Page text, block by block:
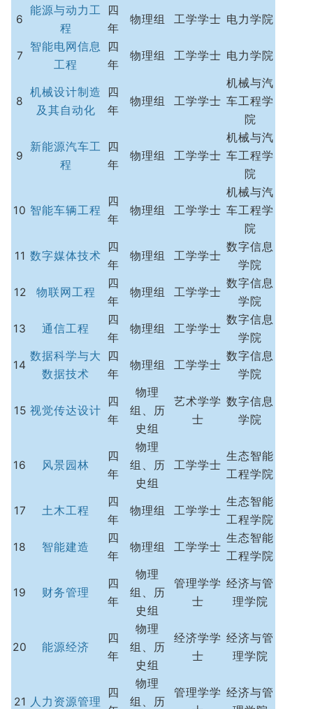
6
能源与动力工
程
四
年
物理组 工学学士 电力学院
7
智能电网信息
工程
四
年
物理组 工学学士 电力学院
8
机械设计制造
及其自动化
四
年
物理组 工学学士
机械与汽
车工程学
院
9
新能源汽车工
程
四
年
物理组 工学学士
机械与汽
车工程学
院
10 智能车辆工程
四
年
物理组 工学学士
机械与汽
车工程学
院
11 数字媒体技术
四
年
物理组 工学学士
数字信息
学院
12 物联网工程
四
年
物理组 工学学士
数字信息
学院
13 通信工程
四
年
物理组 工学学士
数字信息
学院
14
数据科学与大
数据技术
四
年
物理组 工学学士
数字信息
学院
15 视觉传达设计
四
年
物理
组、历
史组
艺术学学
士
数字信息
学院
16 风景园林
四
年
物理
组、历
史组
工学学士
生态智能
工程学院
17 土木工程
四
年
物理组 工学学士
生态智能
工程学院
18 智能建造
四
年
物理组 工学学士
生态智能
工程学院
19 财务管理
四
年
物理
组、历
史组
管理学学
士
经济与管
理学院
20 能源经济
四
年
物理
组、历
史组
经济学学
士
经济与管
理学院
21 人力资源管理
四
物理
组、历
管理学学 经济与管